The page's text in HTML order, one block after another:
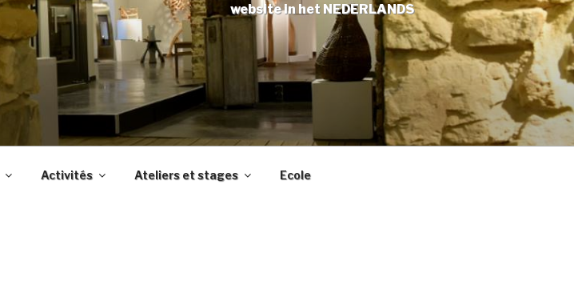
website in het NEDERLANDS
Activités Ateliers et stages Ecole